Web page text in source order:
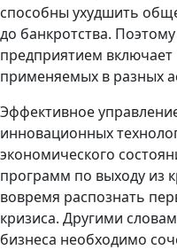
способны ухудшить
до банкротства.
предприятием
применяемых в разных
Эффективное
инновационных
экономического
программ по выходу из
вовремя распознать
кризиса. Другими
бизнеса необходимо